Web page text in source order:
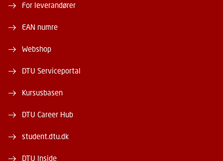
For leverandører
EAN numre
Webshop
DTU Serviceportal
Kursusbasen
DTU Career Hub
student.dtu.dk
DTU Inside